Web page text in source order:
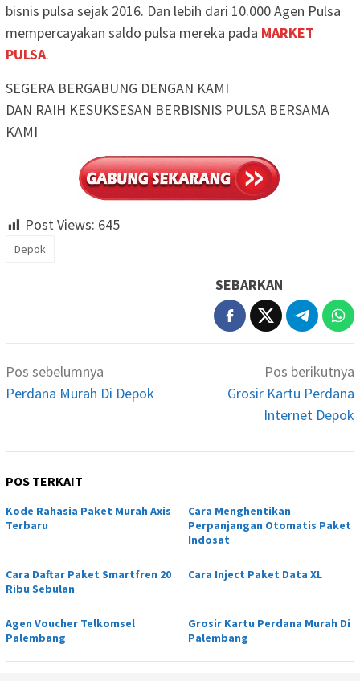
bisnis pulsa sejak 2016. Dan lebih dari 10.000 Agen Pulsa
mempercayakan saldo pulsa mereka pada MARKET
PULSA.
SEGERA BERGABUNG DENGAN KAMI
DAN RAIH KESUKSESAN BERBISNIS PULSA BERSAMA
KAMI
Post Views: 645
Depok
SEBARKAN
Navigasi
pos
Pos sebelumnya
Perdana Murah Di Depok
Pos berikutnya
Grosir Kartu Perdana
Internet Depok
POS TERKAIT
Kode Rahasia Paket Murah Axis
Terbaru
Cara Menghentikan
Perpanjangan Otomatis Paket
Indosat
Cara Daftar Paket Smartfren 20
Ribu Sebulan
Cara Inject Paket Data XL
Agen Voucher Telkomsel
Palembang
Grosir Kartu Perdana Murah Di
Palembang